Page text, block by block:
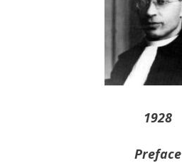
1928
Preface